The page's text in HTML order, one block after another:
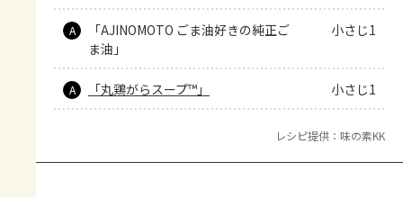
A
「AJINOMOTO ごま油好きの純正ご
ま油」
小さじ1
A 「丸鶏がらスープ™」 小さじ1
レシピ提供：味の素KK